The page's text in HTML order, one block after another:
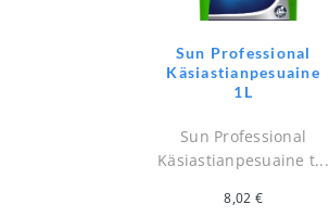
Sun Professional
Käsiastianpesuaine
1L
Sun Professional
Käsiastianpesuaine t...
8,02 €